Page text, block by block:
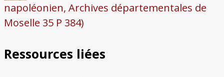
napoléonien, Archives départementales de
Moselle 35 P 384)
Ressources liées